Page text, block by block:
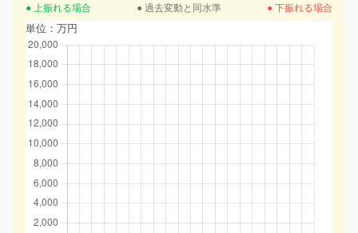
● 上振れる場合 ● 過去変動と同水準 ● 下振れる場合
単位：万円